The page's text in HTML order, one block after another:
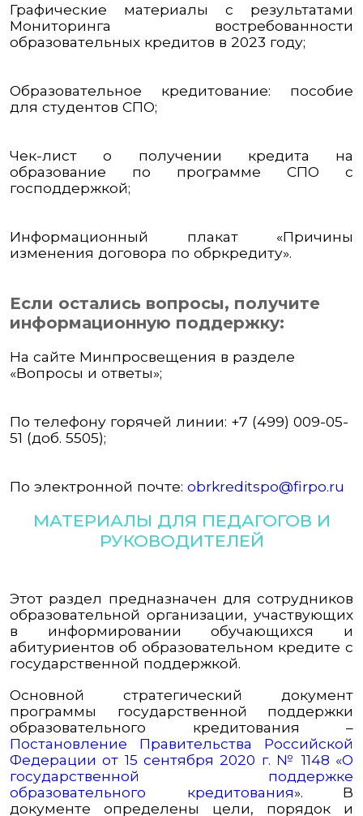
Графические материалы с результатами
Мониторинга востребованности
образовательных кредитов в 2023 году;
Образовательное кредитование: пособие
для студентов СПО;
Чек-лист о получении кредита на
образование по программе СПО с
господдержкой;
Информационный плакат «Причины
изменения договора по обркредиту».
Если остались вопросы, получите
информационную поддержку:
На сайте Минпросвещения в разделе
«Вопросы и ответы»;
По телефону горячей линии: +7 (499) 009-05-
51 (доб. 5505);
По электронной почте: obrkreditspo@firpo.ru
МАТЕРИАЛЫ ДЛЯ ПЕДАГОГОВ И
РУКОВОДИТЕЛЕЙ
Этот раздел предназначен для сотрудников
образовательной организации, участвующих
в информировании обучающихся и
абитуриентов об образовательном кредите с
государственной поддержкой.
Основной стратегический документ
программы государственной поддержки
образовательного кредитования –
Постановление Правительства Российской
Федерации от 15 сентября 2020 г. № 1148 «О
государственной поддержке
образовательного кредитования».
В
документе определены цели, порядок и